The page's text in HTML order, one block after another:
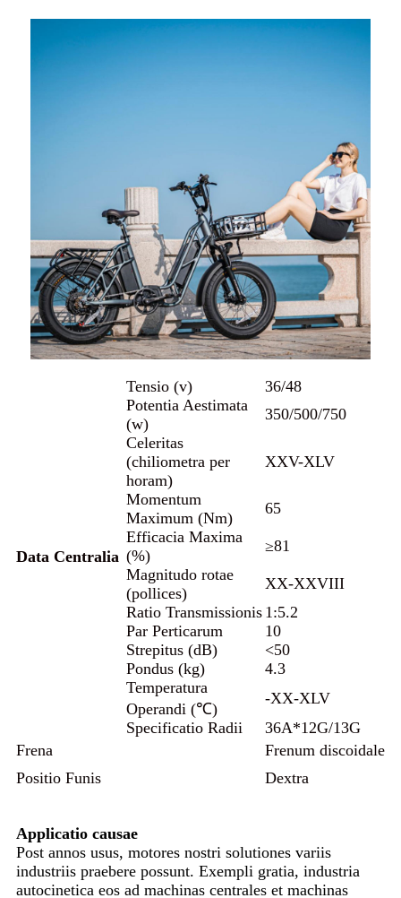
Data Centralia
Tensio (v)
36/48
Potentia Aestimata
(w)
350/500/750
Celeritas
(chiliometra per
horam)
XXV-XLV
Momentum
Maximum (Nm)
65
Efficacia Maxima
(%)
≥81
Magnitudo rotae
(pollices)
XX-XXVIII
Ratio Transmissionis 1:5.2
Par Perticarum
10
Strepitus (dB)
<50
Pondus (kg)
4.3
Temperatura
Operandi (℃)
-XX-XLV
Specificatio Radii
36A*12G/13G
Frena
Frenum discoidale
Positio Funis
Dextra
Applicatio causae
Post annos usus, motores nostri solutiones variis
industriis praebere possunt. Exempli gratia, industria
autocinetica eos ad machinas centrales et machinas